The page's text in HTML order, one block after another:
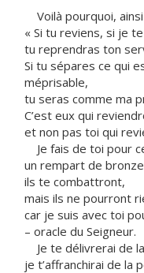
Voilà pourquoi,
« Si tu reviens, si je
tu reprendras ton
Si tu sépares ce qui
méprisable,
tu seras comme ma
C’est eux qui
et non pas toi qui
Je fais de toi pour
un rempart de
ils te combattront,
mais ils ne pourront
car je suis avec toi
– oracle du Seigneur.
Je te délivrerai de
je t’affranchirai de la